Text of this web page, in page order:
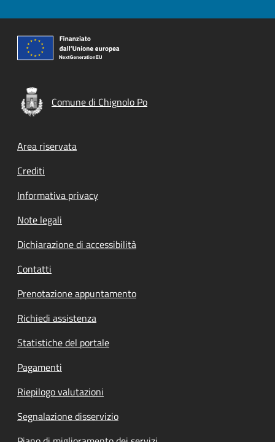
Comune di Chignolo Po
Footer menu
Area riservata
Crediti
Informativa privacy
Note legali
Dichiarazione di accessibilità
Contatti
Prenotazione appuntamento
Richiedi assistenza
Statistiche del portale
Pagamenti
Riepilogo valutazioni
Segnalazione disservizio